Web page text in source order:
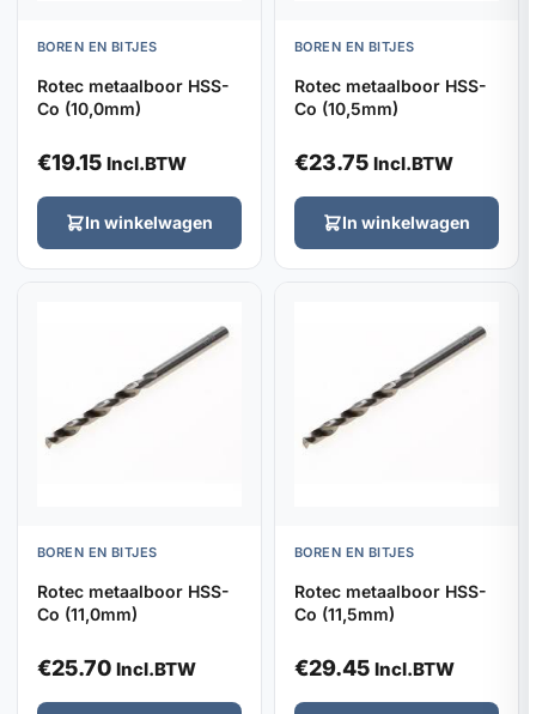
BOREN EN BITJES
Rotec metaalboor HSS-
Co (10,0mm)
€19.15 Incl.BTW
In winkelwagen
BOREN EN BITJES
Rotec metaalboor HSS-
Co (10,5mm)
€23.75 Incl.BTW
In winkelwagen
BOREN EN BITJES
Rotec metaalboor HSS-
Co (11,0mm)
€25.70 Incl.BTW
BOREN EN BITJES
Rotec metaalboor HSS-
Co (11,5mm)
€29.45 Incl.BTW